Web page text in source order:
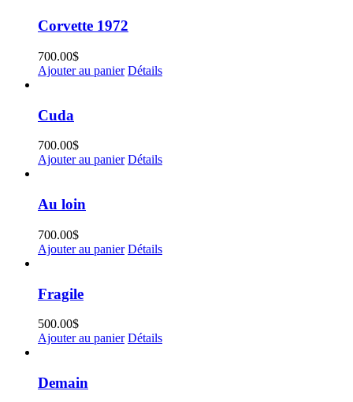
Corvette 1972
700.00$
Ajouter au panier Détails
Cuda
700.00$
Ajouter au panier Détails
Au loin
700.00$
Ajouter au panier Détails
Fragile
500.00$
Ajouter au panier Détails
Demain